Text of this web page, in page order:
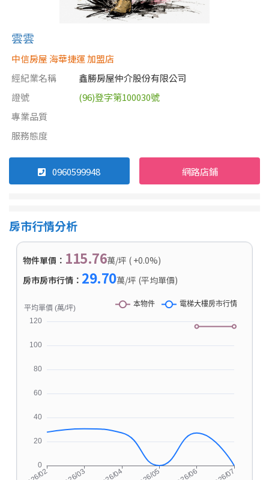
雲雲
中信房屋 海華捷運 加盟店
經紀業名稱
鑫勝房屋仲介股份有限公司
證號
(96)登字第100030號
專業品質
服務態度
0960599948 網路店鋪
房市行情分析
物件單價： 115.76萬/坪 ( +0.0%)
房市房市行情： 29.70萬/坪 (平均單價)